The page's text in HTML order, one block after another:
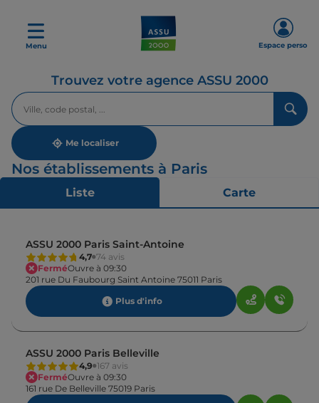
Menu Espace perso
Trouvez votre agence ASSU 2000
Veuillez
renseigner
une
adresse
Me localiser
Nos établissements à Paris
Liste Carte
ASSU 2000 Paris Saint-Antoine
4,7 74 avis
FerméOuvre à 09:30
201 rue Du Faubourg Saint Antoine 75011 Paris
Plus d'info
ASSU 2000 Paris Belleville
4,9 167 avis
FerméOuvre à 09:30
161 rue De Belleville 75019 Paris